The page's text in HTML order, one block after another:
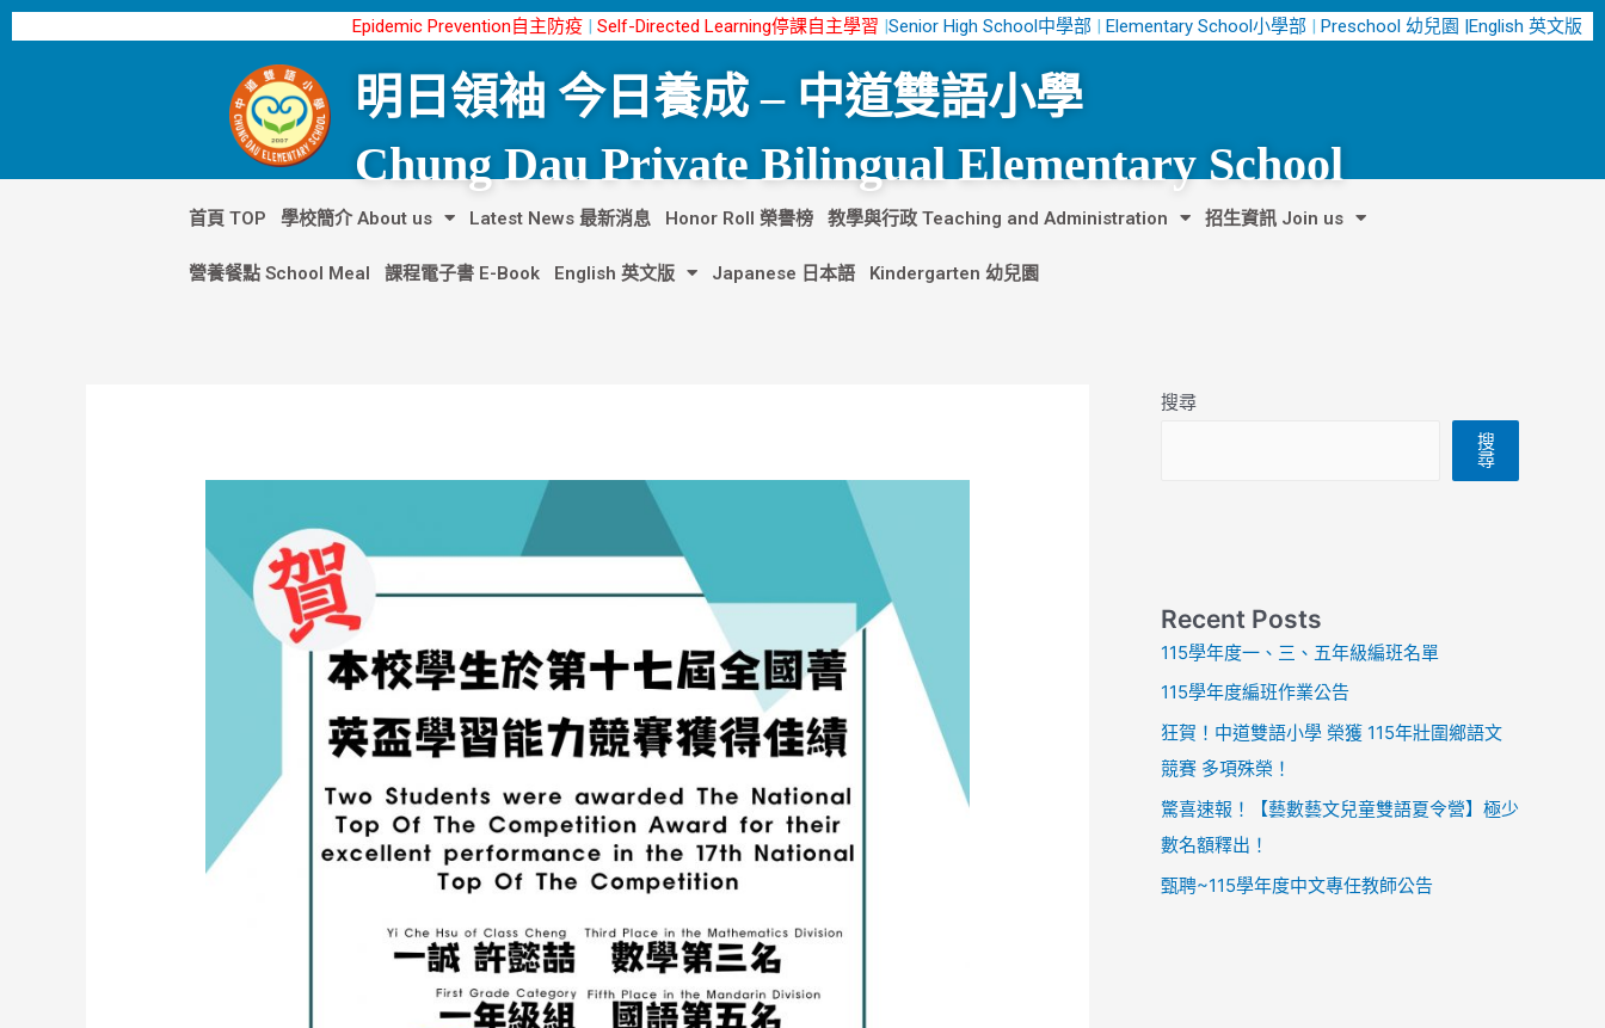
跳
至
Epidemic Prevention自主防疫 | Self-Directed Learning停課自主學習 |Senior High School中學部 | Elementary School小學部 | Preschool 幼兒園 |English 英文版
明日領袖 今日養成 – 中道雙語小學
Chung Dau Private Bilingual Elementary School
首頁 TOP 學校簡介 About us Latest News 最新消息 Honor Roll 榮譽榜 教學與行政 Teaching and Administration 招生資訊 Join us
營養餐點 School Meal 課程電子書 E-Book English 英文版 Japanese 日本語 Kindergarten 幼兒園
Post
navigation
搜尋
搜
尋
Recent Posts
115學年度一、三、五年級編班名單
115學年度編班作業公告
狂賀！中道雙語小學 榮獲 115年壯圍鄉語文
競賽 多項殊榮！
驚喜速報！【藝數藝文兒童雙語夏令營】極少
數名額釋出！
甄聘~115學年度中文專任教師公告